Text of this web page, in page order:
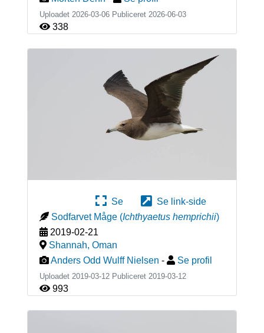
Uploadet 2026-03-06 Publiceret 2026-06-03
338
Se
Se link-side
Sodfarvet Måge (Ichthyaetus hemprichii)
2019-02-21
Shannah, Oman
Anders Odd Wulff Nielsen - Se profil
Uploadet 2019-03-12 Publiceret 2019-03-12
993